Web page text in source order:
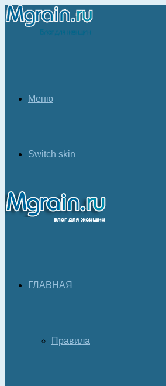
Меню
Switch skin
ГЛАВНАЯ
Правила